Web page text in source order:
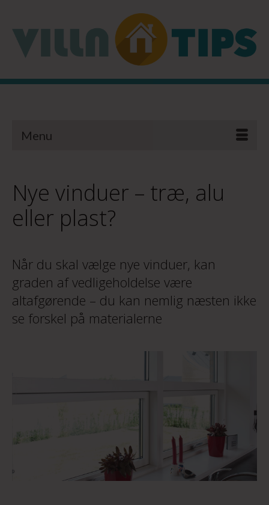
Menu
Nye vinduer – træ, alu
eller plast?
Når du skal vælge nye vinduer, kan
graden af vedligeholdelse være
altafgørende – du kan nemlig næsten ikke
se forskel på materialerne